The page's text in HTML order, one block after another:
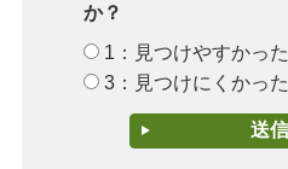
か？
1：見つけやすかった
3：見つけにくかった